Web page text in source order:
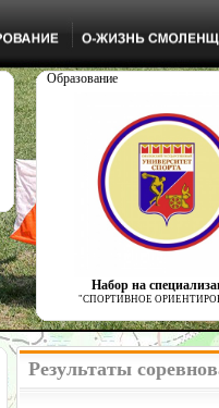
Образование
Набор на
"СПОРТИВНОЕ
Результаты